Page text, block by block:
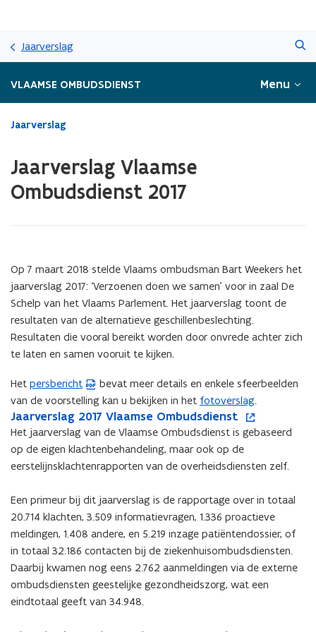
gaan
Jaarverslag
VLAAMSE OMBUDSDIENST Menu
Gedaan
bevindt
zich
2017
Jaarverslag
Jaarverslag Vlaamse
Ombudsdienst 2017
Op 7 maart 2018 stelde Vlaams ombudsman Bart Weekers het
jaarverslag 2017: ‘Verzoenen doen we samen’ voor in zaal De
Schelp van het Vlaams Parlement. Het jaarverslag toont de
resultaten van de alternatieve geschillenbeslechting.
Resultaten die vooral bereikt worden door onvrede achter zich
te laten en samen vooruit te kijken.
Het persbericht
(
P
D
F
b
e
t
a
n
d
o
p
e
bevat meer details en enkele sfeerbeelden
van de voorstelling kan u bekijken in het fotoverslag.
J
a
a
r
s
l
a
g
1
o
p
e
n
n
i
e
u
e
Jaarverslag 2017 Vlaamse Ombudsdienst
J
a
a
r
v
r
s
l
a
g
2
0
1
Het jaarverslag van de Vlaamse Ombudsdienst is gebaseerd
op de eigen klachtenbehandeling, maar ook op de
eerstelijnsklachtenrapporten van de overheidsdiensten zelf.
Een primeur bij dit jaarverslag is de rapportage over in totaal
20.714 klachten, 3.509 informatievragen, 1.336 proactieve
meldingen, 1.408 andere, en 5.219 inzage patiëntendossier, of
in totaal 32.186 contacten bij de ziekenhuisombudsdiensten.
Daarbij kwamen nog eens 2.762 aanmeldingen via de externe
ombudsdiensten geestelijke gezondheidszorg, wat een
eindtotaal geeft van 34.948.